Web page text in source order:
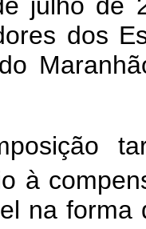
julho de
dos
à
na